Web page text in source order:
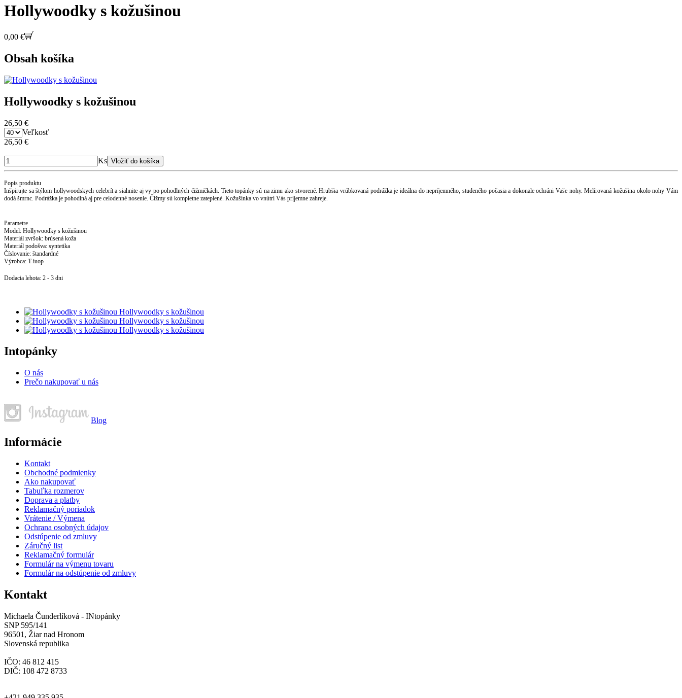
Hollywoodky s kožušinou
0,00 €
Obsah košíka
Hollywoodky s kožušinou
26,50 €
Veľkosť
26,50 €
Ks
Popis produktu
Inšpirujte sa štýlom hollywoodskych celebrít a siahnite aj vy po pohodlných čižmičkách. Tieto topánky sú na zimu ako stvorené. Hrubšia vrúbkovaná podrážka je ideálna do nepríjemného, studeného počasia a dokonale ochráni Vaše nohy. Melírovaná kožušina okolo nohy Vám
dodá šmrnc. Podrážka je pohodlná aj pre celodenné nosenie. Čižmy sú kompletne zateplené. Kožušinka vo vnútri Vás príjemne zahreje.
Parametre
Model: Hollywoodky s kožušinou
Materiál zvršok: brúsená koža
Materiál podošva: syntetika
Číslovanie: štandardné
Výrobca: T-iuop
Dodacia lehota: 2 - 3 dni
Hollywoodky s kožušinou
Hollywoodky s kožušinou
Hollywoodky s kožušinou
Intopánky
O nás
Prečo nakupovať u nás
Blog
Informácie
Kontakt
Obchodné podmienky
Ako nakupovať
Tabuľka rozmerov
Doprava a platby
Reklamačný poriadok
Vrátenie / Výmena
Ochrana osobných údajov
Odstúpenie od zmluvy
Záručný list
Reklamačný formulár
Formulár na výmenu tovaru
Formulár na odstúpenie od zmluvy
Kontakt
Michaela Čunderlíková - INtopánky
SNP 595/141
96501, Žiar nad Hronom
Slovenská republika
IČO: 46 812 415
DIČ: 108 472 8733